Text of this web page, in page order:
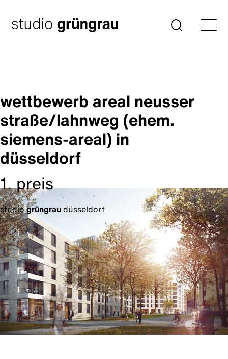
Inhalt
springen
Startseite Suche
wettbewerb areal neusser
straße/lahnweg (ehem.
siemens-areal) in
düsseldorf
1. preis
studiogrüngraudüsseldorf